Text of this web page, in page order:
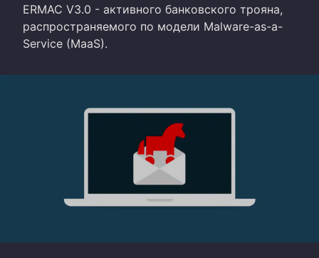
ERMAC V3.0 - активного банковского трояна,
распространяемого по модели Malware-as-a-
Service (MaaS).